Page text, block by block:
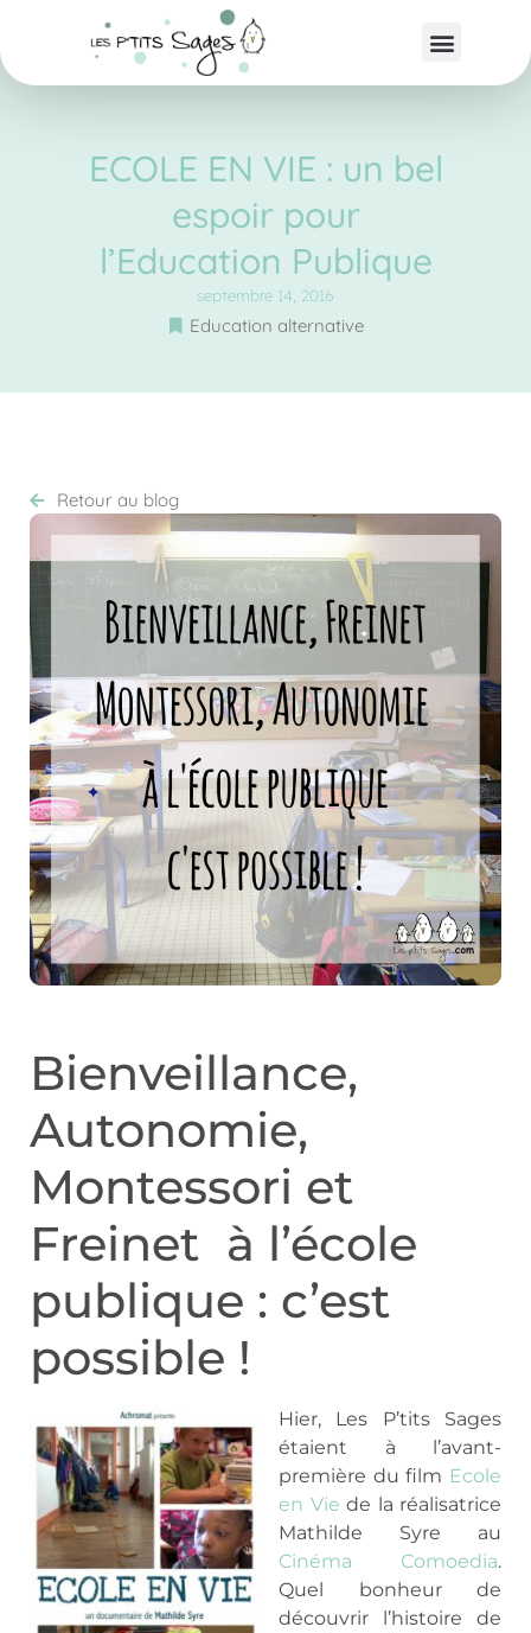
ECOLE EN VIE : un bel
espoir pour
l’Education Publique
septembre 14, 2016
Education alternative
Retour au blog
Bienveillance,
Autonomie,
Montessori et
Freinet à l’école
publique : c’est
possible !
Hier, Les P’tits Sages
étaient à l’avant-
première du film Ecole
en Vie de la réalisatrice
Mathilde Syre au
Cinéma Comoedia.
Quel bonheur de
découvrir l’histoire de